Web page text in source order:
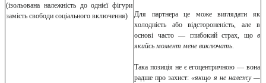
(ізольована належність до однієї фігури
замість свободи соціального включення)
Для партнера це може виглядати як
холодність або відстороненість, але в
основі часто — глибокий страх, що в
якийсь момент мене виключать.
Така позиція не є егоцентричною — вона
радше про захист:«якщо я не належу —